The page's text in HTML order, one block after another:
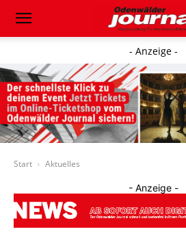
- Anzeige -
Start Aktuelles
- Anzeige -